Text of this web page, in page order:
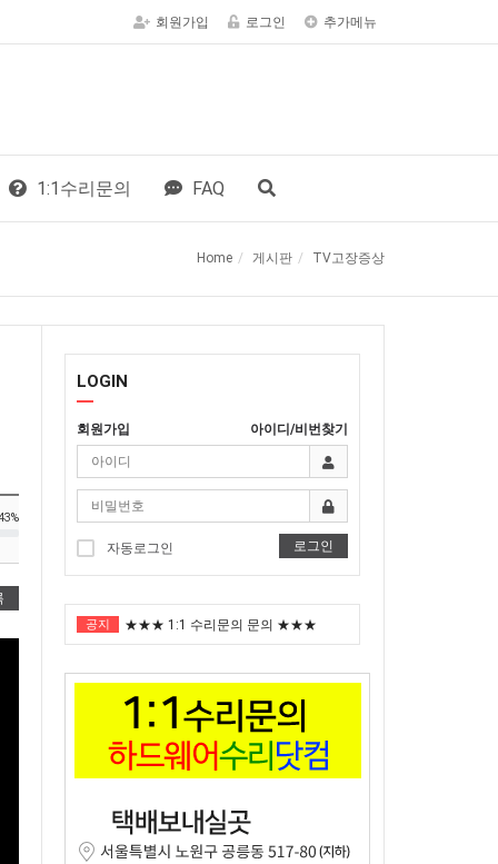
회원가입 로그인 추가메뉴
1:1수리문의 FAQ
Home 게시판 TV고장증상
LOGIN
회원가입 아이디/비번찾기
자동로그인 로그인
공지 ★★★ 1:1 수리문의 문의 ★★★
2024년 한가위 휴일 안내
택배비인상안내
"노트북부서" 1월 임시휴가 안내
★★★ 1:1 수리문의 문의 ★★★
2025년 8월 휴가안내입니다.